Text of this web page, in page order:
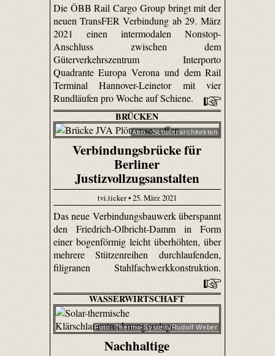
Die ÖBB Rail Cargo Group bringt mit der
neuen TransFER Verbindung ab 29. März
2021 einen intermodalen Nonstop-
Anschluss zwischen dem
Güterverkehrszentrum Interporto
Quadrante Europa Verona und dem Rail
Terminal Hannover-Leinetor mit vier
Rundläufen pro Woche auf Schiene.
BRÜCKEN
Abb.: Schulitzarchitekten
Verbindungsbrücke für
Berliner
Justizvollzugsanstalten
tvi.ticker • 25. März 2021
Das neue Verbindungsbauwerk überspannt
den Friedrich-Olbricht-Damm in Form
einer bogenförmig leicht überhöhten, über
mehrere Stützenreihen durchlaufenden,
filigranen Stahlfachwerkkonstruktion.
WASSERWIRTSCHAFT
Foto: Thermo-System/Rudolf Weber
Nachhaltige